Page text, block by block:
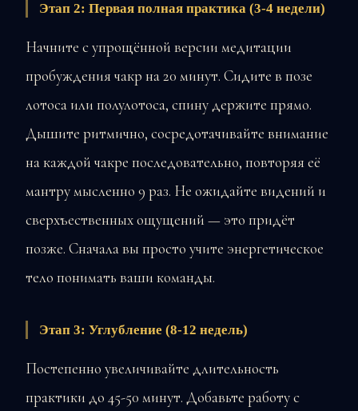
Этап 2: Первая полная практика (3-4 недели)
Начните с упрощённой версии медитации
пробуждения чакр на 20 минут. Сидите в позе
лотоса или полулотоса, спину держите прямо.
Дышите ритмично, сосредотачивайте внимание
на каждой чакре последовательно, повторяя её
мантру мысленно 9 раз. Не ожидайте видений и
сверхъественных ощущений — это придёт
позже. Сначала вы просто учите энергетическое
тело понимать ваши команды.
Этап 3: Углубление (8-12 недель)
Постепенно увеличивайте длительность
практики до 45-50 минут. Добавьте работу с